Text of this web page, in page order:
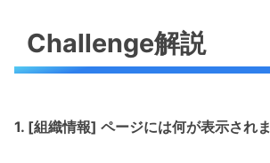
Challenge解説
1. [組織情報] ページには何が表示され